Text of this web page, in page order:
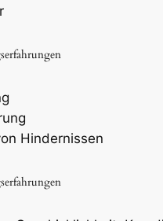
Hindernissen